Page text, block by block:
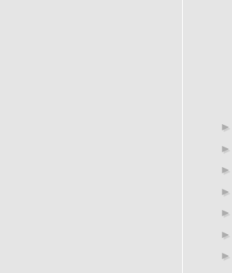
►
►
►
►
►
►
►